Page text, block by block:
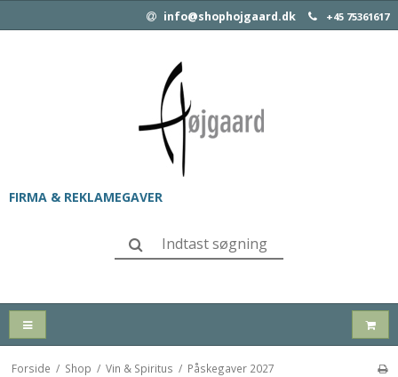
info@shophojgaard.dk +45 75361617
FIRMA & REKLAMEGAVER
Forside / Shop / Vin & Spiritus / Påskegaver 2027